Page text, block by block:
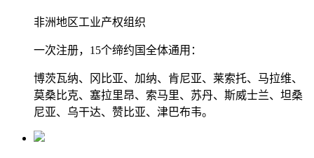
非洲地区工业产权组织
一次注册，15个缔约国全体通用：
博茨瓦纳、冈比亚、加纳、肯尼亚、莱索托、马拉维、
莫桑比克、塞拉里昂、索马里、苏丹、斯威士兰、坦桑
尼亚、乌干达、赞比亚、津巴布韦。